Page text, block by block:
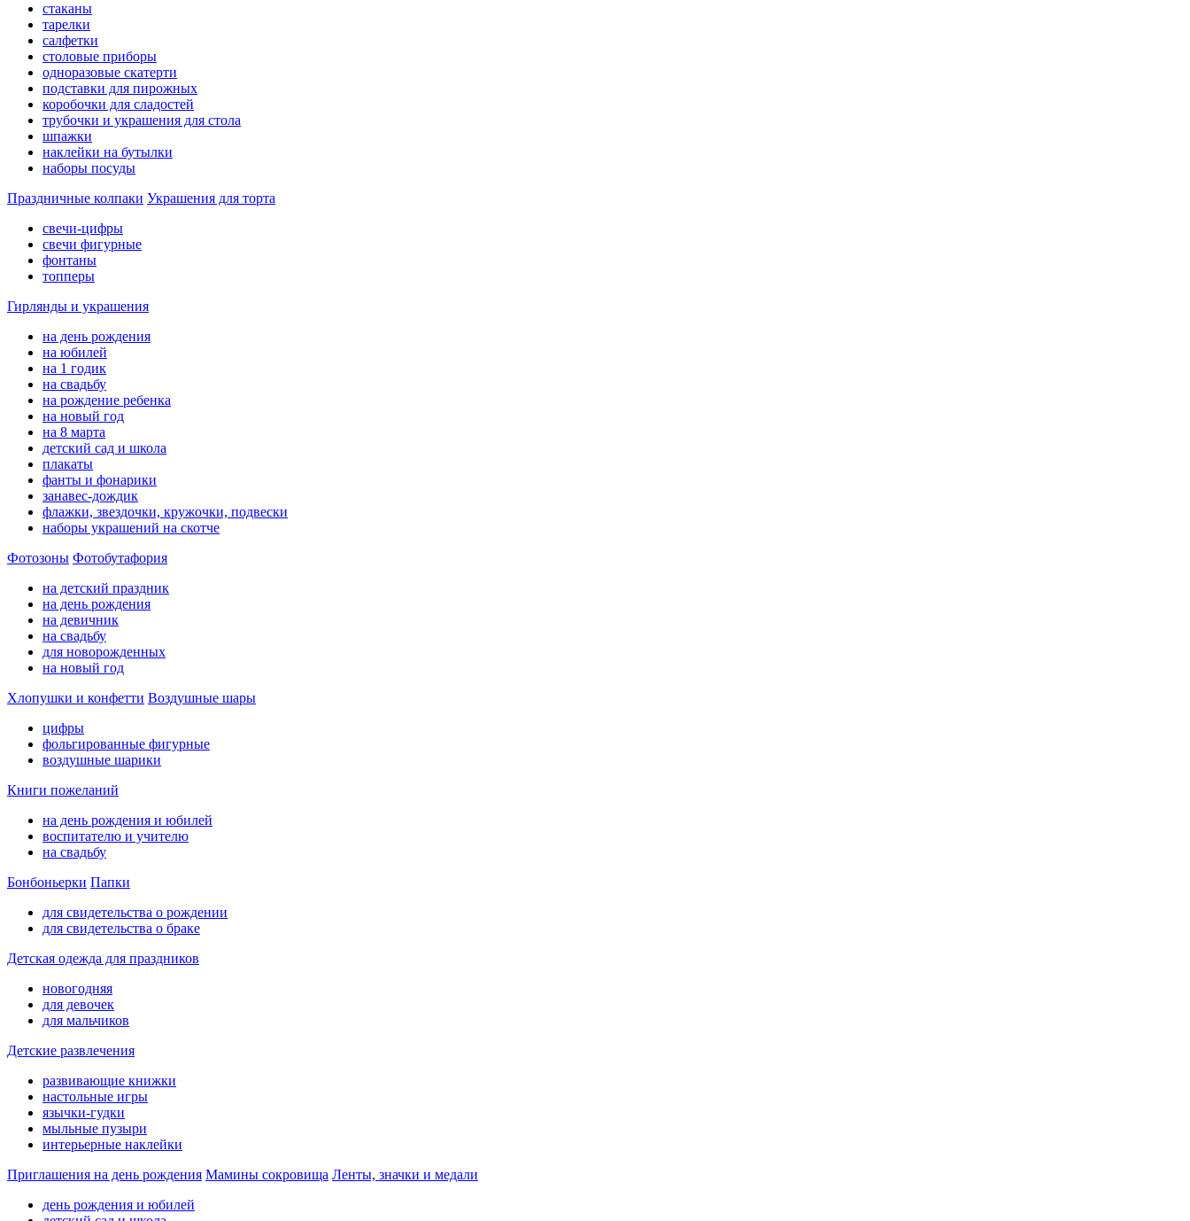
стаканы
тарелки
салфетки
столовые приборы
одноразовые скатерти
подставки для пирожных
коробочки для сладостей
трубочки и украшения для стола
шпажки
наклейки на бутылки
наборы посуды
Праздничные колпаки Украшения для торта
свечи-цифры
свечи фигурные
фонтаны
топперы
Гирлянды и украшения
на день рождения
на юбилей
на 1 годик
на свадьбу
на рождение ребенка
на новый год
на 8 марта
детский сад и школа
плакаты
фанты и фонарики
занавес-дождик
флажки, звездочки, кружочки, подвески
наборы украшений на скотче
Фотозоны Фотобутафория
на детский праздник
на день рождения
на девичник
на свадьбу
для новорожденных
на новый год
Хлопушки и конфетти Воздушные шары
цифры
фольгированные фигурные
воздушные шарики
Книги пожеланий
на день рождения и юбилей
воспитателю и учителю
на свадьбу
Бонбоньерки Папки
для свидетельства о рождении
для свидетельства о браке
Детская одежда для праздников
новогодняя
для девочек
для мальчиков
Детские развлечения
развивающие книжки
настольные игры
язычки-гудки
мыльные пузыри
интерьерные наклейки
Приглашения на день рождения Мамины сокровища Ленты, значки и медали
день рождения и юбилей